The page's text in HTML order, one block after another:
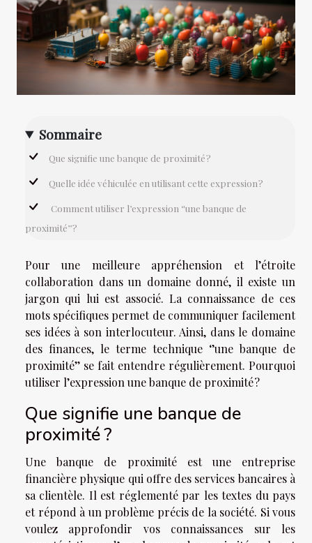
Sommaire
Que signifie une banque de proximité ?
Quelle idée véhiculée en utilisant cette expression ?
Comment utiliser l’expression ‘'une banque de
proximité’’ ?
Pour une meilleure appréhension et l’étroite
collaboration dans un domaine donné, il existe un
jargon qui lui est associé. La connaissance de ces
mots spécifiques permet de communiquer facilement
ses idées à son interlocuteur. Ainsi, dans le domaine
des finances, le terme technique ‘’une banque de
proximité’’ se fait entendre régulièrement. Pourquoi
utiliser l’expression une banque de proximité ?
Que signifie une banque de
proximité ?
Une banque de proximité est une entreprise
financière physique qui offre des services bancaires à
sa clientèle. Il est réglementé par les textes du pays
et répond à un problème précis de la société. Si vous
voulez approfondir vos connaissances sur les